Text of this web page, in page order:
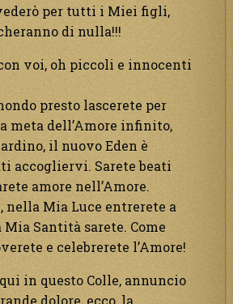
per tutti i Miei figli,
di nulla!!!
voi, oh piccoli e innocenti
presto lascerete per
meta dell’Amore infinito,
il nuovo Eden è
accogliervi. Sarete beati
amore nell’Amore.
nella Mia Luce entrerete a
Mia Santità sarete. Come
e celebrerete l’Amore!
in questo Colle, annuncio
dolore, ecco, la